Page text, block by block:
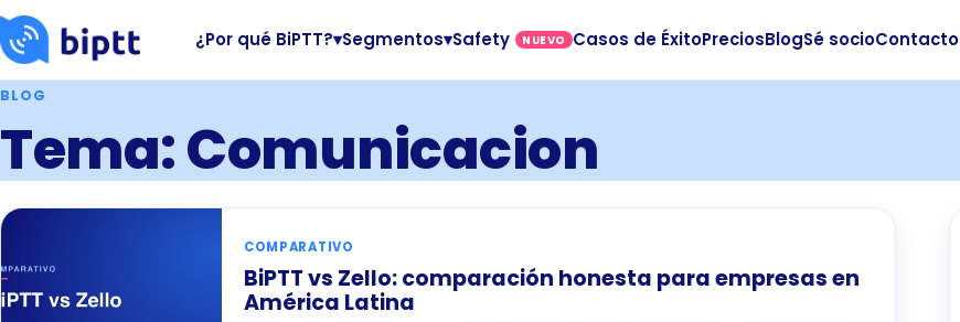
¿Por qué BiPTT?▾Segmentos▾Safety NUEVO Casos de ÉxitoPreciosBlogSé socioContacto
BLOG
Tema: Comunicacion
COMPARATIVO
BiPTT vs Zello: comparación honesta para empresas en
América Latina